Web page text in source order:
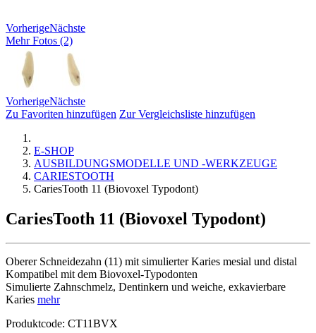
VorherigeNächste
Mehr Fotos (2)
VorherigeNächste
Zu Favoriten hinzufügen Zur Vergleichsliste hinzufügen
E-SHOP
AUSBILDUNGSMODELLE UND -WERKZEUGE
CARIESTOOTH
CariesTooth 11 (Biovoxel Typodont)
CariesTooth 11 (Biovoxel Typodont)
Oberer Schneidezahn (11) mit simulierter Karies mesial und distal
Kompatibel mit dem Biovoxel-Typodonten
Simulierte Zahnschmelz, Dentinkern und weiche, exkavierbare
Karies mehr
Produktcode: CT11BVX